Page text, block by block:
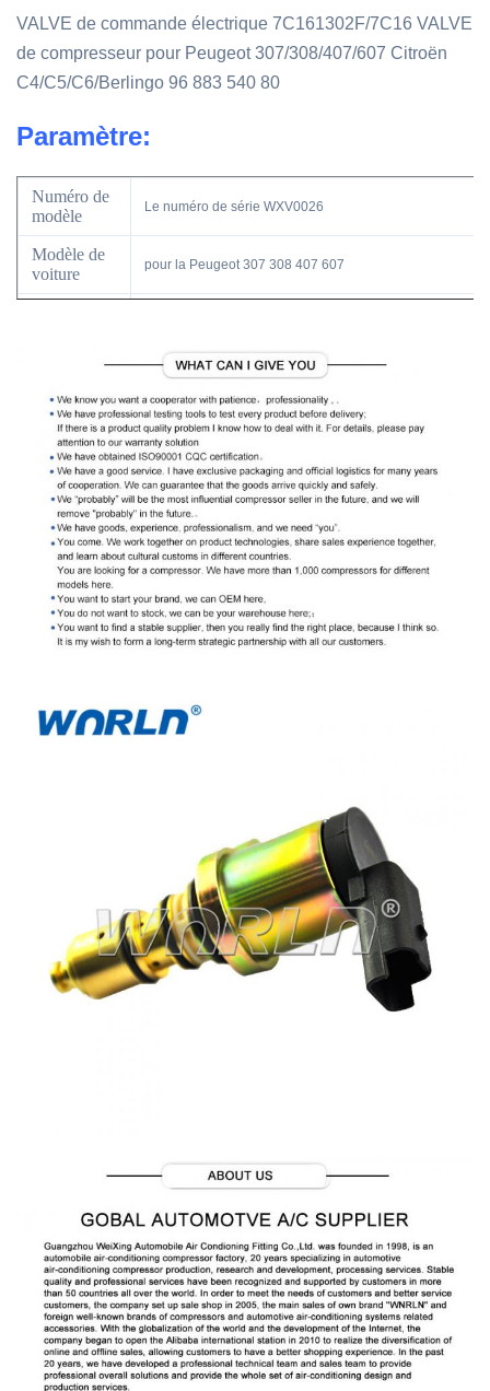
VALVE de commande électrique 7C161302F/7C16 VALVE
de compresseur pour Peugeot 307/308/407/607 Citroën
C4/C5/C6/Berlingo 96 883 540 80
Paramètre:
Numéro de
modèle
Le numéro de série WXV0026
Modèle de
voiture
pour la Peugeot 307 308 407 607
Le numéro
OE.
Nom de
l'entreprise
Si vous avez besoin d'aide pour vous assurer
que cette pièce s'adapte à votre véhicule,
veuillez nous envoyer la photo de votre
ancien produit.L'OEM et/ou l'année,faire le
modèle et la taille du moteur de votre
véhicule afin que nous puissions le confirmer
également d'utiliser le tableau de compatibilité
pour vous assurer que ce produit s'adapte à
votre véhicule.